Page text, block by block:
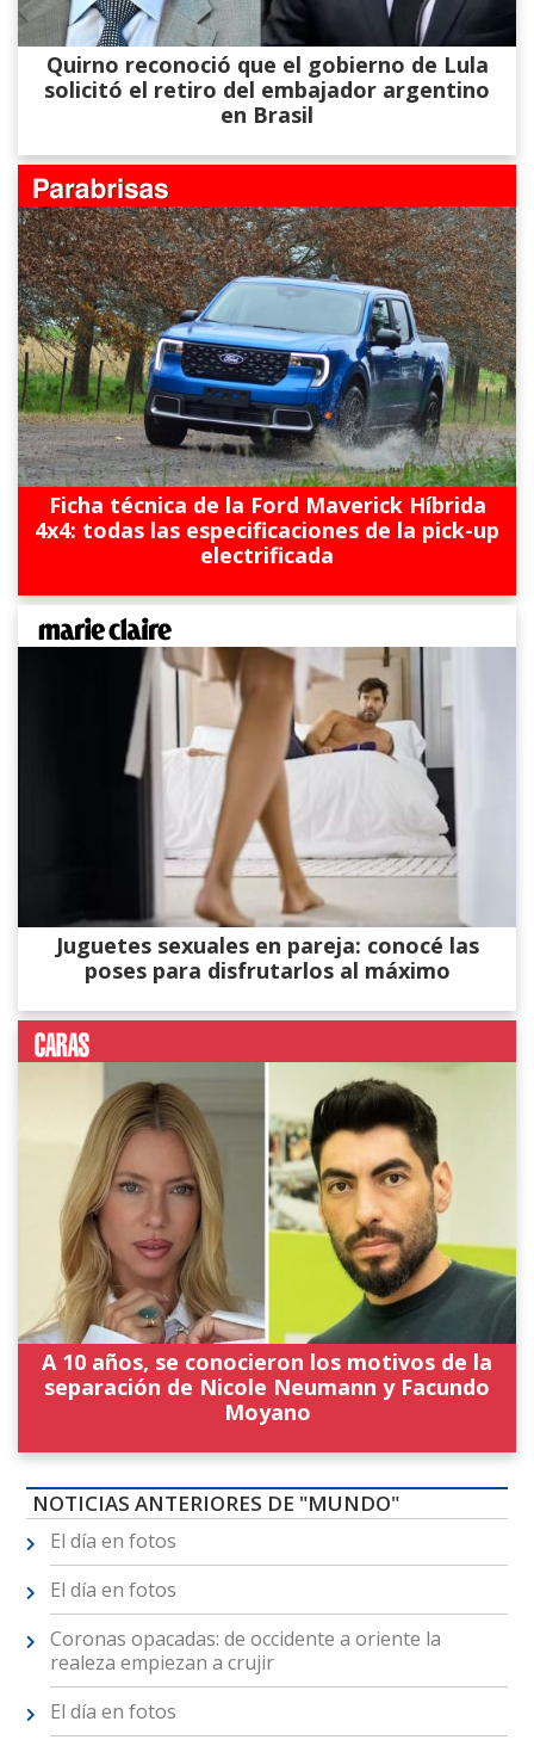
Quirno reconoció que el gobierno de Lula
solicitó el retiro del embajador argentino
en Brasil
Ficha técnica de la Ford Maverick Híbrida
4x4: todas las especificaciones de la pick-up
electrificada
Juguetes sexuales en pareja: conocé las
poses para disfrutarlos al máximo
A 10 años, se conocieron los motivos de la
separación de Nicole Neumann y Facundo
Moyano
NOTICIAS ANTERIORES DE "MUNDO"
El día en fotos
El día en fotos
Coronas opacadas: de occidente a oriente la
realeza empiezan a crujir
El día en fotos